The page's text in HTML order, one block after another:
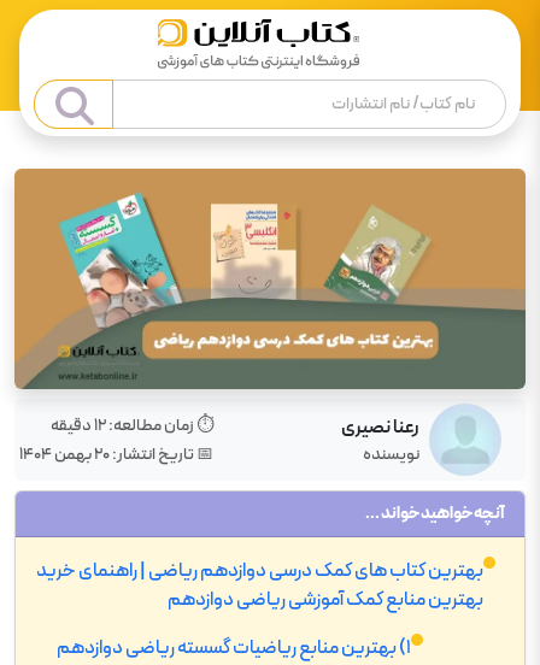
رعنا نصیری
نویسنده
⏱️ زمان مطالعه:12دقیقه
📅 تاریخ انتشار:۲۰ بهمن ۱۴۰۴
آنچه خواهید خواند ...
بهترین کتاب های کمک درسی دوازدهم ریاضی | راهنمای خرید
بهترین منابع کمک آموزشی ریاضی دوازدهم
1) بهترین منابع ریاضیات گسسته ریاضی دوازدهم